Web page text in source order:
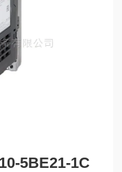
5BE21-1C